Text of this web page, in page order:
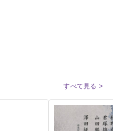
すべて見る >